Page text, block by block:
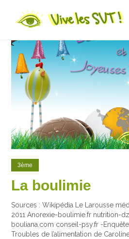
3ème
La boulimie
Sources : Wikipédia Le Larousse
2011 Anorexie-boulimie.fr nutrition-
bouliana.com conseil-psy.fr -
Troubles de l’alimentation de